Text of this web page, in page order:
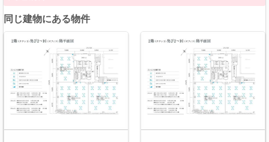
同じ建物にある物件